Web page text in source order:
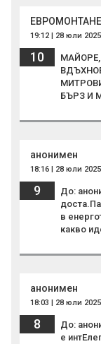
19:12 | 28 юли 2025
10
БЪРЗ И
анонимен
18:16 | 28 юли 2025
9
До:
в
какво
анонимен
18:03 | 28 юли 2025
8
До:
е